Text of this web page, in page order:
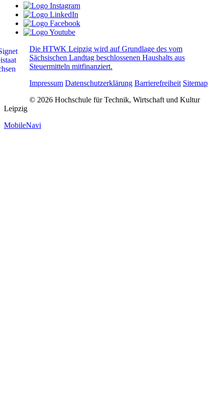
Die HTWK Leipzig wird auf Grundlage des vom
Sächsischen Landtag beschlossenen Haushalts aus
Steuermitteln mitfinanziert.
Impressum Datenschutzerklärung Barrierefreiheit Sitemap
© 2026 Hochschule für Technik, Wirtschaft und Kultur
Leipzig
MobileNavi